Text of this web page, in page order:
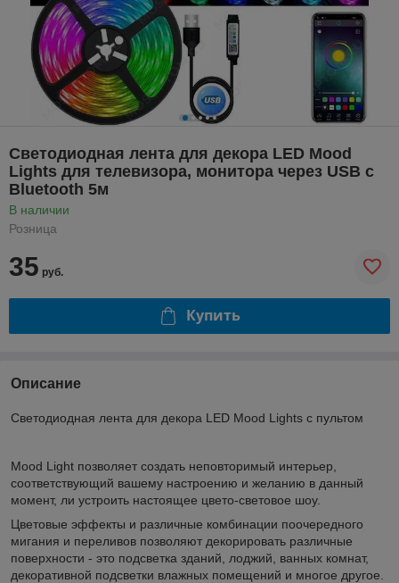
Светодиодная лента для декора LED Mood
Lights для телевизора, монитора через USB с
Bluetooth 5м
В наличии
Розница
35 руб.
Купить
Описание
Светодиодная лента для декора LED Mood Lights с пультом
Mood Light позволяет создать неповторимый интерьер,
соответствующий вашему настроению и желанию в данный
момент, ли устроить настоящее цвето-световое шоу.
Цветовые эффекты и различные комбинации поочередного
мигания и переливов позволяют декорировать различные
поверхности - это подсветка зданий, лоджий, ванных комнат,
декоративной подсветки влажных помещений и многое другое.